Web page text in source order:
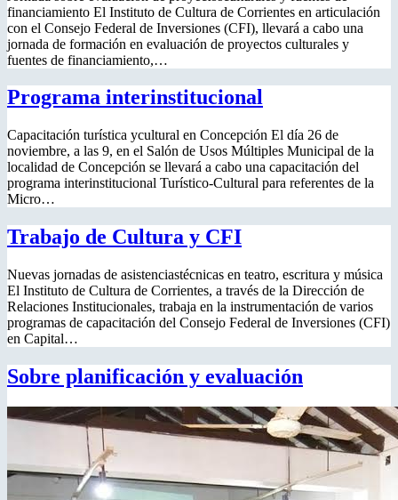
financiamiento El Instituto de Cultura de Corrientes en articulación
con el Consejo Federal de Inversiones (CFI), llevará a cabo una
jornada de formación en evaluación de proyectos culturales y
fuentes de financiamiento,…
Programa interinstitucional
Capacitación turística ycultural en Concepción El día 26 de
noviembre, a las 9, en el Salón de Usos Múltiples Municipal de la
localidad de Concepción se llevará a cabo una capacitación del
programa interinstitucional Turístico-Cultural para referentes de la
Micro…
Trabajo de Cultura y CFI
Nuevas jornadas de asistenciastécnicas en teatro, escritura y música
El Instituto de Cultura de Corrientes, a través de la Dirección de
Relaciones Institucionales, trabaja en la instrumentación de varios
programas de capacitación del Consejo Federal de Inversiones (CFI)
en Capital…
Sobre planificación y evaluación